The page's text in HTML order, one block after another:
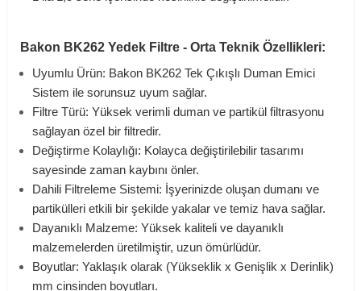
Bakon BK262 Yedek Filtre - Orta Teknik Özellikleri:
Uyumlu Ürün: Bakon BK262 Tek Çıkışlı Duman Emici
Sistem ile sorunsuz uyum sağlar.
Filtre Türü: Yüksek verimli duman ve partikül filtrasyonu
sağlayan özel bir filtredir.
Değiştirme Kolaylığı: Kolayca değiştirilebilir tasarımı
sayesinde zaman kaybını önler.
Dahili Filtreleme Sistemi: İşyerinizde oluşan dumanı ve
partikülleri etkili bir şekilde yakalar ve temiz hava sağlar.
Dayanıklı Malzeme: Yüksek kaliteli ve dayanıklı
malzemelerden üretilmiştir, uzun ömürlüdür.
Boyutlar: Yaklaşık olarak (Yükseklik x Genişlik x Derinlik)
mm cinsinden boyutları.